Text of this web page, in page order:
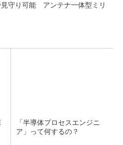
見守り可能 アンテナ一体型ミリ
「半導体プロセスエンジニ
ア」って何するの？